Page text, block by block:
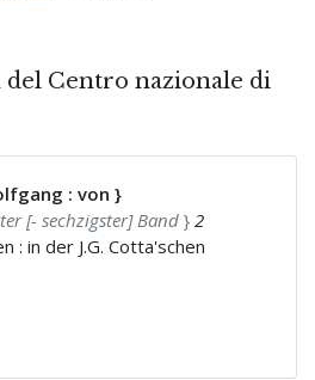
Centro nazionale di
: von }
[- sechzigster] Band } 2
: in der J.G. Cotta'schen